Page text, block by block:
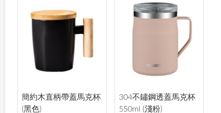
簡約木直柄帶蓋馬克杯
(黑色)
304不鏽鋼透蓋馬克杯
550ml (淺粉)